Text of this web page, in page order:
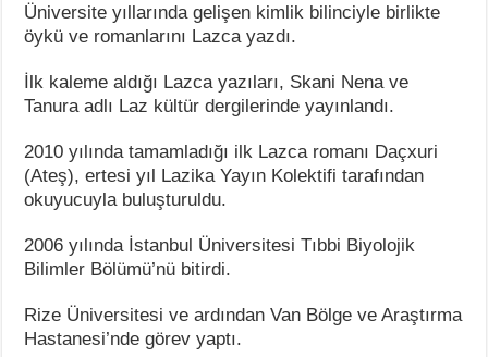
Üniversite yıllarında gelişen kimlik bilinciyle birlikte
öykü ve romanlarını Lazca yazdı.
İlk kaleme aldığı Lazca yazıları, Skani Nena ve
Tanura adlı Laz kültür dergilerinde yayınlandı.
2010 yılında tamamladığı ilk Lazca romanı Daçxuri
(Ateş), ertesi yıl Lazika Yayın Kolektifi tarafından
okuyucuyla buluşturuldu.
2006 yılında İstanbul Üniversitesi Tıbbi Biyolojik
Bilimler Bölümü’nü bitirdi.
Rize Üniversitesi ve ardından Van Bölge ve Araştırma
Hastanesi’nde görev yaptı.